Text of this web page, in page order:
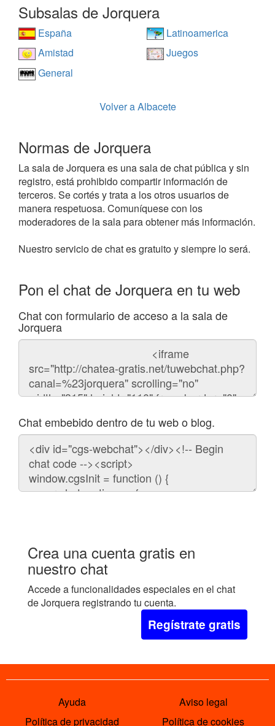
Subsalas de Jorquera
España
Latinoamerica
Amistad
Juegos
General
Volver a Albacete
Normas de Jorquera
La sala de Jorquera es una sala de chat pública y sin
registro, está prohibido compartir información de
terceros. Se cortés y trata a los otros usuarios de
manera respetuosa. Comuníquese con los
moderadores de la sala para obtener más información.
Nuestro servicio de chat es gratuito y siempre lo será.
Pon el chat de Jorquera en tu web
Chat con formulario de acceso a la sala de
Jorquera
Código
chat
Chat embebido dentro de tu web o blog.
Código
para
embeber
chat
Crea una cuenta gratis en
nuestro chat
Accede a funcionalidades especiales en el chat
de Jorquera registrando tu cuenta.
Regístrate gratis
Ayuda
Aviso legal
Política de privacidad
Política de cookies